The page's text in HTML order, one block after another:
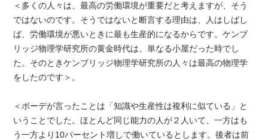
＜多くの人々は、最高の労働環境が重要だと考えますが、そう
ではないのです。そうではないと断言する理由は、人はしばし
ば、労働環境が悪いときに最も生産的になるからです。ケンブ
リッジ物理学研究所の黄金時代は、単なる小屋だった時でし
た。そのときケンブリッジ物理学研究所の人々は最高の物理学
をしたのです＞。
＜ボーデが言ったことは「知識や生産性は複利に似ている」と
いうことでした。ほとんど同じ能力の人が２人いて、一方はも
う一方より10パーセント増しで働いているとします。後者は前